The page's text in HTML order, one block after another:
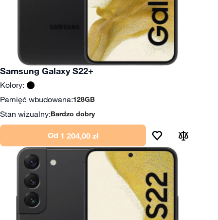
Samsung Galaxy S22+
Kolory:
Pamięć wbudowana:128GB
Stan wizualny:Bardzo dobry
Od 1 204,00 zł